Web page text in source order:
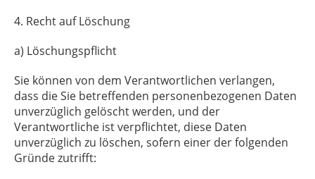
4. Recht auf Löschung
a) Löschungspflicht
Sie können von dem Verantwortlichen verlangen,
dass die Sie betreffenden personenbezogenen Daten
unverzüglich gelöscht werden, und der
Verantwortliche ist verpflichtet, diese Daten
unverzüglich zu löschen, sofern einer der folgenden
Gründe zutrifft: